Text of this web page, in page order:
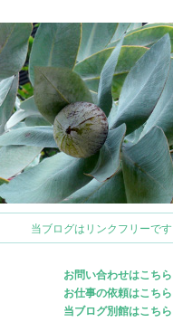
当ブログはリンクフリーです
お問い合わせはこちら
お仕事の依頼はこちら
当ブログ別館はこちら